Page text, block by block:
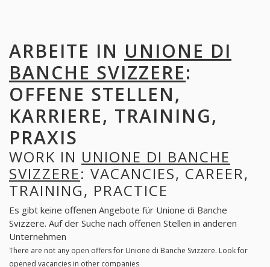
ARBEITE IN UNIONE DI
BANCHE SVIZZERE:
OFFENE STELLEN,
KARRIERE, TRAINING,
PRAXIS
WORK IN UNIONE DI BANCHE
SVIZZERE: VACANCIES, CAREER,
TRAINING, PRACTICE
Es gibt keine offenen Angebote für Unione di Banche
Svizzere. Auf der Suche nach offenen Stellen in anderen
Unternehmen
There are not any open offers for Unione di Banche Svizzere. Look for
opened vacancies in other companies